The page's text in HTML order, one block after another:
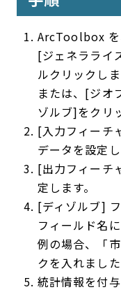
ArcToolbox
[ジェネラライ
ルクリックしま
または、[ジオ
ゾルブ]をクリ
[入力フィーチ
データを設定し
[出力フィーチ
定します。
[ディゾルブ]
フィールド名
例の場合、「
クを入れました
統計情報を付